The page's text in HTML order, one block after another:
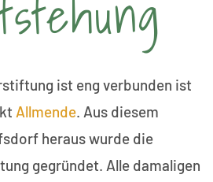
ist eng verbunden ist
Allmende. Aus diesem
heraus wurde die
gegründet. Alle damaligen